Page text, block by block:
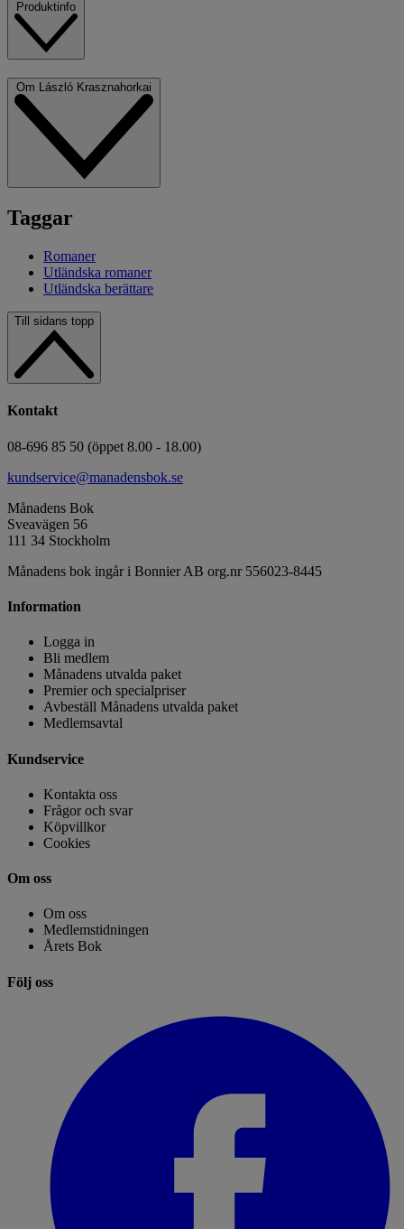
Taggar
Romaner
Utländska romaner
Utländska berättare
Till sidans topp
Kontakt
08-696 85 50 (öppet 8.00 - 18.00)
kundservice@manadensbok.se
Månadens Bok
Sveavägen 56
111 34 Stockholm
Månadens bok ingår i Bonnier AB org.nr 556023-8445
Information
Logga in
Bli medlem
Månadens utvalda paket
Premier och specialpriser
Avbeställ Månadens utvalda paket
Medlemsavtal
Kundservice
Kontakta oss
Frågor och svar
Köpvillkor
Cookies
Om oss
Om oss
Medlemstidningen
Årets Bok
Följ oss